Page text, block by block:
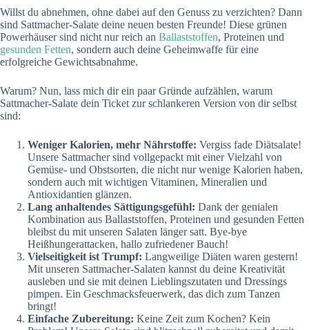
Willst du abnehmen, ohne dabei auf den Genuss zu verzichten? Dann
sind Sattmacher-Salate deine neuen besten Freunde! Diese grünen
Powerhäuser sind nicht nur reich an Ballaststoffen, Proteinen und
gesunden Fetten, sondern auch deine Geheimwaffe für eine
erfolgreiche Gewichtsabnahme.
Warum? Nun, lass mich dir ein paar Gründe aufzählen, warum
Sattmacher-Salate dein Ticket zur schlankeren Version von dir selbst
sind:
Weniger Kalorien, mehr Nährstoffe: Vergiss fade Diätsalate!
Unsere Sattmacher sind vollgepackt mit einer Vielzahl von
Gemüse- und Obstsorten, die nicht nur wenige Kalorien haben,
sondern auch mit wichtigen Vitaminen, Mineralien und
Antioxidantien glänzen.
Lang anhaltendes Sättigungsgefühl: Dank der genialen
Kombination aus Ballaststoffen, Proteinen und gesunden Fetten
bleibst du mit unseren Salaten länger satt. Bye-bye
Heißhungerattacken, hallo zufriedener Bauch!
Vielseitigkeit ist Trumpf: Langweilige Diäten waren gestern!
Mit unseren Sattmacher-Salaten kannst du deine Kreativität
ausleben und sie mit deinen Lieblingszutaten und Dressings
pimpen. Ein Geschmacksfeuerwerk, das dich zum Tanzen
bringt!
Einfache Zubereitung: Keine Zeit zum Kochen? Kein